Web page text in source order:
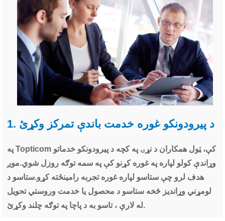
1. د پیرودونکو غوره خدمت باندې تمرکز وکړئ
په Topticom کې، ټول همکاران د نړۍ په کچه د پیرودونکو خدماتو
وړاندې کولو لپاره په غوره کړنو کې په سمه توګه روزل شوي.موږ
هدف لرو چې ستاسو لپاره غوره تجربه رامینځته کړو.ستاسو د
لومړني وړاندیز څخه ستاسو د محصول یا خدمت وروستي تحویل
له لارې ، تاسو به د پاچا په توګه چلند وکړئ.